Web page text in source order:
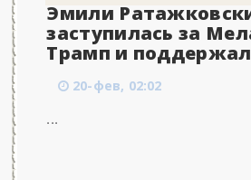
Эмили
заступилась за
Трамп и
20-фев, 02:02
...